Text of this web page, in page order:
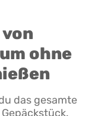
ohne
das gesamte